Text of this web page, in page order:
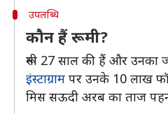
उपलब्धि
कौन हैं रूमी?
रूमी 27 साल की हैं और उनका
इंस्टाग्राम पर उनके 10 लाख
मिस सऊदी अरब का ताज